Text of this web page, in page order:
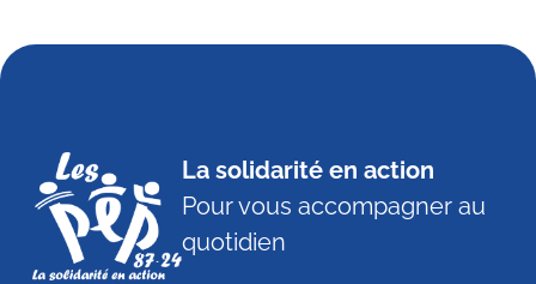
La solidarité en action
Pour vous accompagner au
quotidien